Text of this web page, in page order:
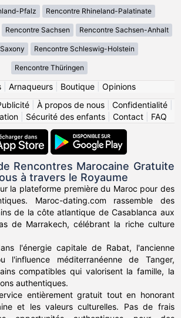
Pfalz Rencontre Rhineland-Palatinate
Rencontre Sachsen Rencontre Sachsen-Anhalt
Rencontre Schleswig-Holstein
Rencontre Thüringen
| Arnaqueurs| Boutique| Opinions
À propos de nous Confidentialité
| Sécurité des enfants| Contact| FAQ
Rencontres Marocaine Gratuite
à travers le Royaume
la plateforme première du Maroc pour des
Maroc-dating.com rassemble des
de la côte atlantique de Casablanca aux
de Marrakech, célébrant la riche culture
l'énergie capitale de Rabat, l'ancienne
l'influence méditerranéenne de Tanger,
compatibles qui valorisent la famille, la
authentiques.
entièrement gratuit tout en honorant
et les valeurs culturelles. Pas de frais